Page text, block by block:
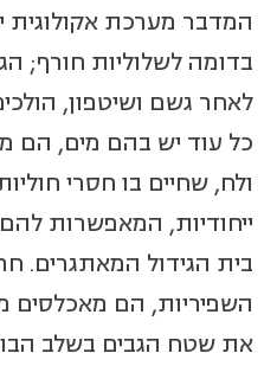
המדבר מערכת אקולוגית
בדומה לשלוליות חורף;
לאחר גשם ושיטפון,
כל עוד יש בהם מים, הם
ולח, שחיים בו חסרי
ייחודיות, המאפשרות
בית הגידול המאתגרים.
השפיריות, הם מאכלסים
את שטח הגבים בשלב